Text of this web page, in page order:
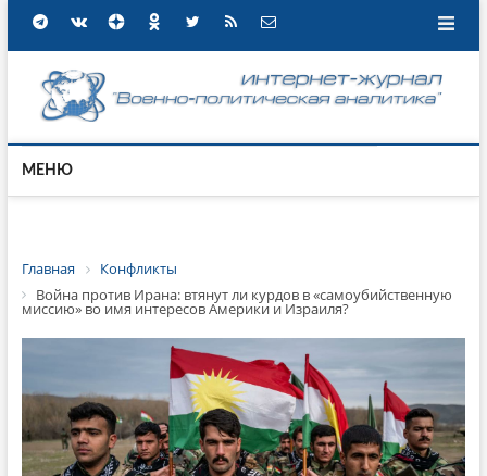
МЕНЮ
Главная
Конфликты
Война против Ирана: втянут ли курдов в «самоубийственную
миссию» во имя интересов Америки и Израиля?